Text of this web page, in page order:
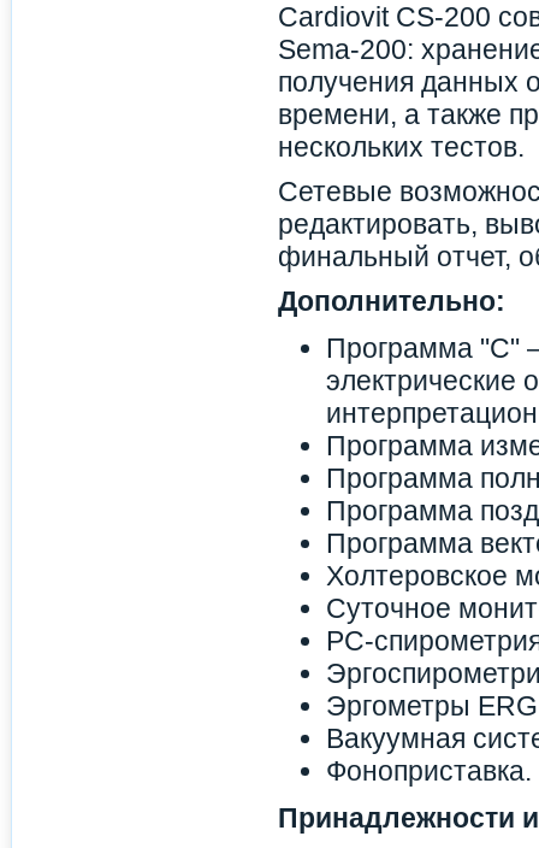
Cardiovit CS-200
Sema-200:
получения данных
времени, а также
нескольких тестов.
Сетевые
редактировать,
финальный отчет,
Дополнительно:
Программа "С"
электрические
Программа
Программа
Программа
Программа
Холтеровское
Суточное
PC-
Эргометры
Вакуумная
Фоноприставка.
Принадлежности